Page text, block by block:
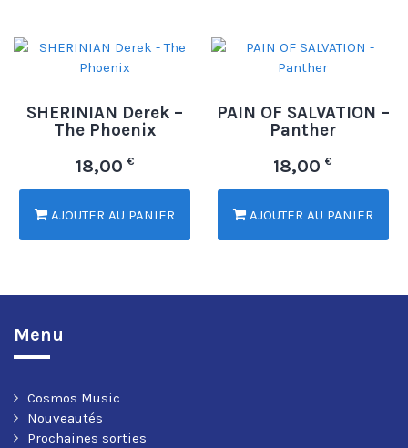
SHERINIAN Derek –
The Phoenix
18,00 €
AJOUTER AU PANIER
PAIN OF SALVATION –
Panther
18,00€
AJOUTER AU PANIER
Menu
Cosmos Music
Nouveautés
Prochaines sorties